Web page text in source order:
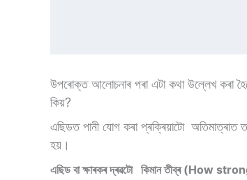
উপৰোক্ত আলোচনাৰ পৰা এটা কথা উল্লেখ কৰা
কিয়?
এছিডত পানী যোগ কৰা প্ৰক্ৰিয়াটো অতিমাত্ৰাত
হয়।
এছিড বা ক্ষাৰকৰ দ্ৰৱটো কিমান তীব্ৰ(How